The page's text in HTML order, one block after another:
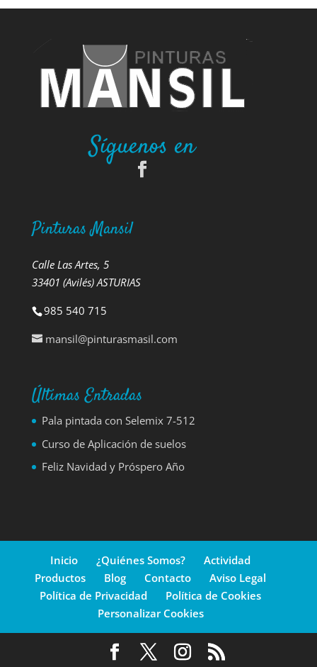
Síguenos en
Pinturas Mansil
Calle Las Artes, 5
33401 (Avilés) ASTURIAS
985 540 715
mansil@pinturasmasil.com
Últimas Entradas
Pala pintada con Selemix 7-512
Curso de Aplicación de suelos
Feliz Navidad y Próspero Año
Inicio ¿Quiénes Somos?
Actividad
Productos
Blog Contacto
Aviso Legal
Política de Privacidad
Política de Cookies
Personalizar Cookies